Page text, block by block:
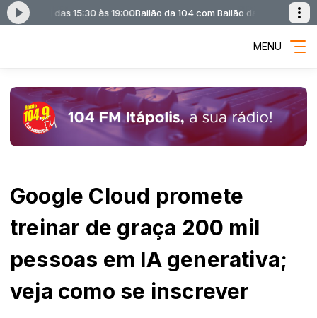
das 15:30 às 19:00Bailão da 104 com Bailão da 104 (Marco
MENU
Google Cloud promete
treinar de graça 200 mil
pessoas em IA generativa;
veja como se inscrever